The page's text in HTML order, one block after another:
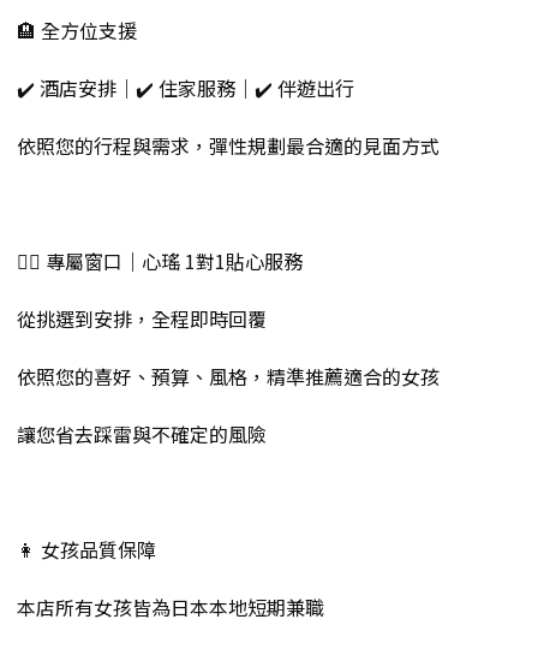
🏨 全方位支援
✔️ 酒店安排｜✔️ 住家服務｜✔️ 伴遊出行
依照您的行程與需求，彈性規劃最合適的見面方式
💁‍♀️ 專屬窗口｜心瑤 1對1貼心服務
從挑選到安排，全程即時回覆
依照您的喜好、預算、風格，精準推薦適合的女孩
讓您省去踩雷與不確定的風險
👩 女孩品質保障
本店所有女孩皆為日本本地短期兼職